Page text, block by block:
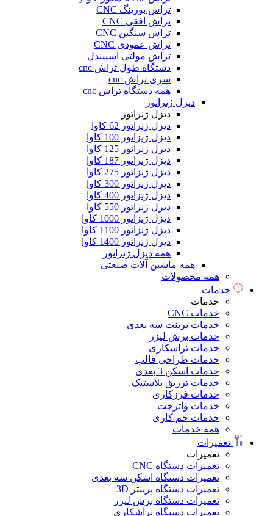
تراش بورینگ CNC
تراش افقی CNC
تراش سنگین CNC
تراش عمودی CNC
تراش مولتی اسپیندل
دستگاه طول تراش cnc
سری تراش cnc
همه دستگاه تراش cnc
دیزل ژنراتور
دیزل ژنراتور
دیزل ژنراتور 62 کاوا
دیزل ژنزاتور 100 کاوا
دیزل ژنراتور 125 کاوا
دیزل ژنراتور 187 کاوا
دیزل ژنزاتور 275 کاوا
دیزل ژنزاتور 300 کاوا
دیزل ژنزاتور 400 کاوا
دیزل ژنزاتور 550 کاوا
دیزل ژنزاتور 1000 کاوا
دیزل ژنزاتور 1100 کاوا
دیزل ژنزاتور 1400 کاوا
همه دیزل ژنراتور
همه ماشین آلات صنعتی
همه محصولات
خدمات
خدمات
خدمات CNC
خدمات پرینت سه بعدی
خدمات برش لیزر
خدمات تراشکاری
خدمات طراحی قالب
خدمات اسکن 3 بعدی
خدمات تزریق پلاستیک
خدمات فرزکاری
خدمات واترجت
خدمات خم کاری
همه خدمات
تعمیرات
تعمیرات
تعمیرات دستگاه CNC
تعمیرات دستگاه اسکن سه بعدی
تعمیرات دستگاه پرینتر 3D
تعمیرات دستگاه برش لیزر
تعمیرات دستگاه تراشکاری